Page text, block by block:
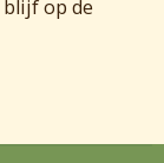
op de